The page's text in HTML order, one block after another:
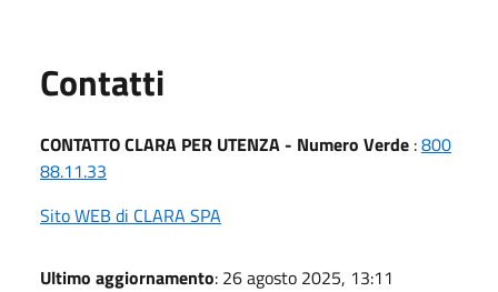
Contatti
CONTATTO CLARA PER UTENZA - Numero Verde :800
88.11.33
Sito WEB di CLARA SPA
Ultimo aggiornamento: 26 agosto 2025, 13:11